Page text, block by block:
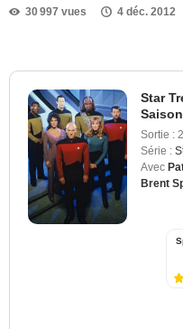
30 997 vues 4 déc. 2012
Star
Sortie :
Série :
Avec
Brent